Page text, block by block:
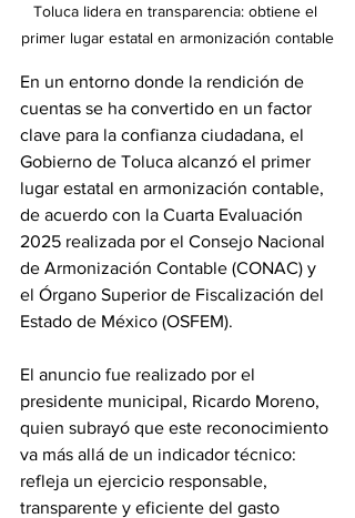
Toluca lidera en transparencia: obtiene el
primer lugar estatal en armonización contable
En un entorno donde la rendición de
cuentas se ha convertido en un factor
clave para la confianza ciudadana, el
Gobierno de Toluca alcanzó el primer
lugar estatal en armonización contable,
de acuerdo con la Cuarta Evaluación
2025 realizada por el Consejo Nacional
de Armonización Contable (CONAC) y
el Órgano Superior de Fiscalización del
Estado de México (OSFEM).
El anuncio fue realizado por el
presidente municipal, Ricardo Moreno,
quien subrayó que este reconocimiento
va más allá de un indicador técnico:
refleja un ejercicio responsable,
transparente y eficiente del gasto